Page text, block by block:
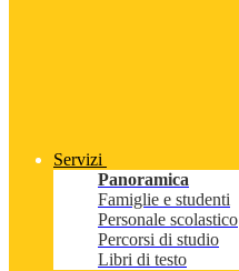
Servizi
Panoramica
Famiglie e studenti
Personale scolastico
Percorsi di studio
Libri di testo